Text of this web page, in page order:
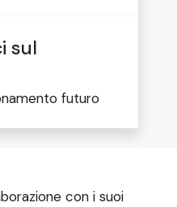
sul
futuro
con i suoi